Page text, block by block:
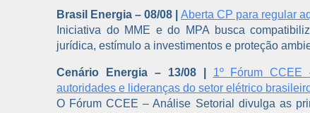
Brasil Energia – 08/08 | Aberta CP para regular
Iniciativa do MME e do MPA busca
jurídica, estímulo a investimentos e proteção
Cenário Energia – 13/08 | 1º Fórum CCEE
autoridades e lideranças do setor elétrico
O Fórum CCEE – Análise Setorial divulga as